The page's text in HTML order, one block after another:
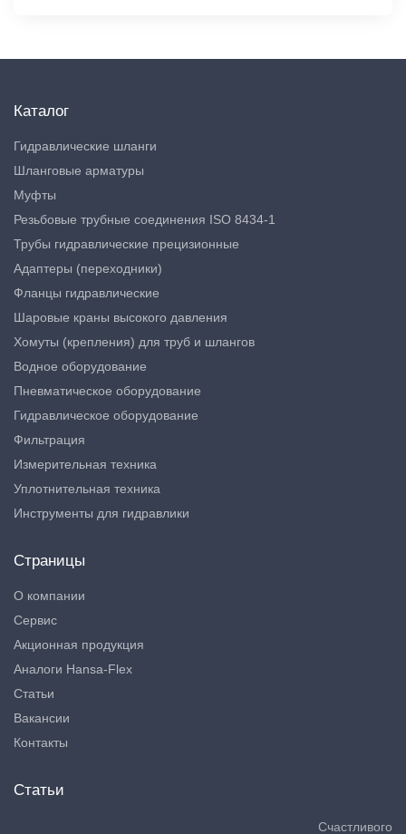
Каталог
Гидравлические шланги
Шланговые арматуры
Муфты
Резьбовые трубные соединения ISO 8434-1
Трубы гидравлические прецизионные
Адаптеры (переходники)
Фланцы гидравлические
Шаровые краны высокого давления
Хомуты (крепления) для труб и шлангов
Водное оборудование
Пневматическое оборудование
Гидравлическое оборудование
Фильтрация
Измерительная техника
Уплотнительная техника
Инструменты для гидравлики
Страницы
О компании
Сервис
Акционная продукция
Аналоги Hansa-Flex
Статьи
Вакансии
Контакты
Статьи
Счастливого